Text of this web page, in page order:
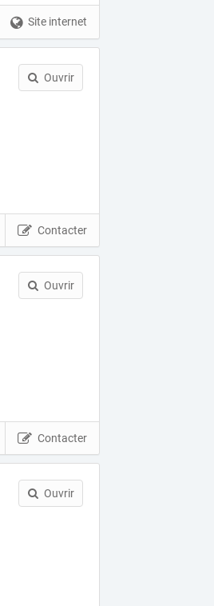
Site internet
Ouvrir
Contacter
Ouvrir
Contacter
Ouvrir